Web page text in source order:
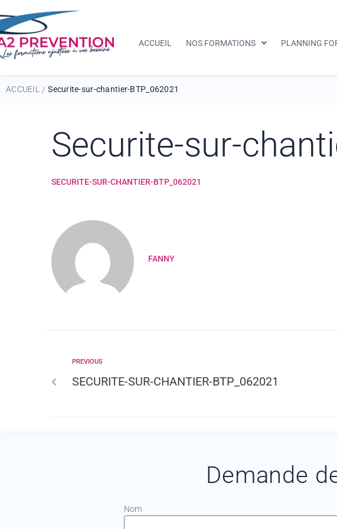
ACCUEIL NOS FORMATIONS PLANNING
ACCUEIL / Securite-sur-chantier-BTP_062021
Securite-sur-
SECURITE-SUR-CHANTIER-BTP_062021
FANNY
PREVIOUS
SECURITE-SUR-CHANTIER-BTP_062021
Demande
Nom